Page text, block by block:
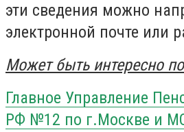
эти сведения можно
электронной почте или
Может быть интересно
Главное Управление
РФ №12 по г.Москве и